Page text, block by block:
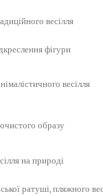
весілля
фігури
весілля
образу
на природі
ратуші, пляжного